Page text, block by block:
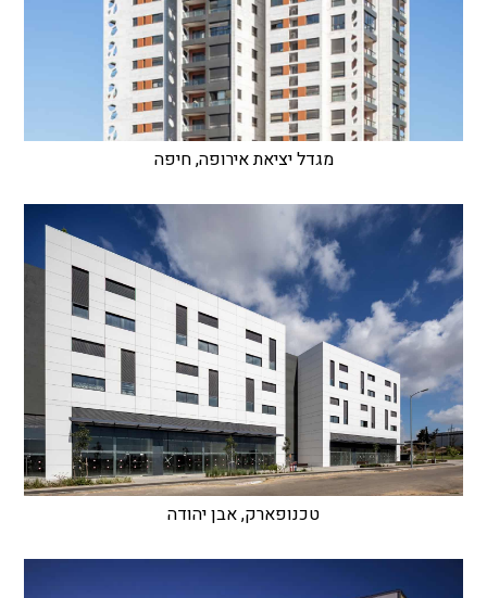
מגדל יציאת אירופה, חיפה
טכנופארק, אבן יהודה